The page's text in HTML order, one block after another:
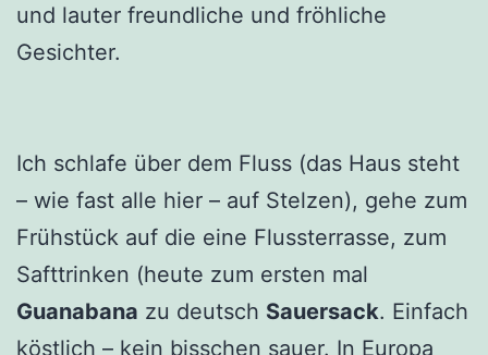
und lauter freundliche und fröhliche
Gesichter.
Ich schlafe über dem Fluss (das Haus steht
– wie fast alle hier – auf Stelzen), gehe zum
Frühstück auf die eine Flussterrasse, zum
Safttrinken (heute zum ersten mal
Guanabana zu deutsch Sauersack. Einfach
köstlich – kein bisschen sauer. In Europa